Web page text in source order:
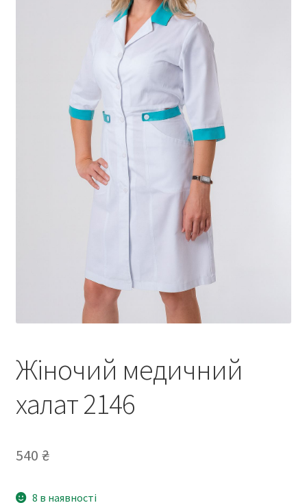
Повернення і обмін
📲Замовити дзвінок
Жіночий медичний
халат 2146
540 ₴
8 в наявності